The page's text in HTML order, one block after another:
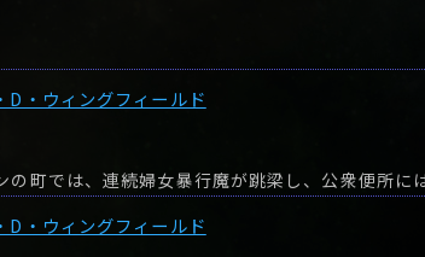
D・ウィングフィールド
D・ウィングフィールド